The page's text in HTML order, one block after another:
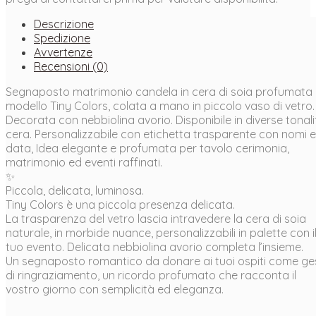
Soia–
Candela
Profumata
Decorazioni
Botaniche
Descrizione
Spedizione
Avvertenze
Recensioni (0)
Segnaposto matrimonio candela in cera di soia profumata
modello Tiny Colors, colata a mano in piccolo vaso di vetro.
Decorata con nebbiolina avorio. Disponibile in diverse
cera. Personalizzabile con etichetta trasparente con nomi e
data, Idea elegante e profumata per tavolo cerimonia,
matrimonio ed eventi raffinati.
✨
Piccola, delicata, luminosa.
Tiny Colors è una piccola presenza delicata.
La trasparenza del vetro lascia intravedere la cera di soia
naturale, in morbide nuance, personalizzabili in palette con il
tuo evento. Delicata nebbiolina avorio completa l’insieme.
Un segnaposto romantico da donare ai tuoi ospiti come
di ringraziamento, un ricordo profumato che racconta il
vostro giorno con semplicità ed eleganza.